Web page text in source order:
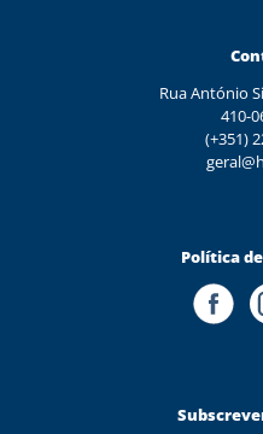
Rua António
410-
(+351)
Política